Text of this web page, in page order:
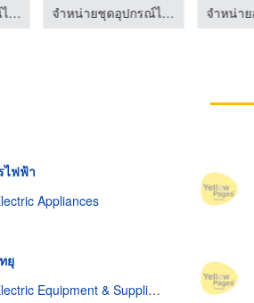
จำหน่ายชุดอุปกรณ์ไฟฟ้า โซล่าเซลล์ พระราม 2
จำหน่ายชุดอุปกรณ์ไฟฟ้า โซล่าเซลล์ พระราม 2
ไฟฟ้า
Appliances
ยุ
Equipment & Supplies-Retail